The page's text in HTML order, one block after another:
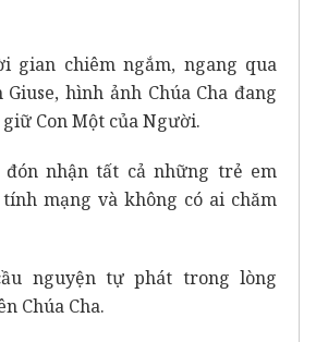
gian chiêm ngắm, ngang qua
hình ảnh Chúa Cha đang
Con Một của Người.
nhận tất cả những trẻ em
mạng và không có ai chăm
nguyện tự phát trong lòng
Chúa Cha.